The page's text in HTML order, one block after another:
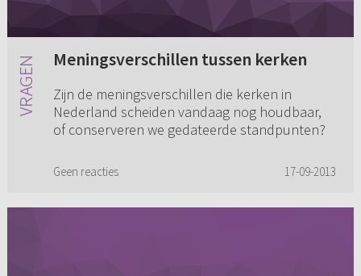
Meningsverschillen tussen kerken
Zijn de meningsverschillen die kerken in
Nederland scheiden vandaag nog houdbaar,
of conserveren we gedateerde standpunten?
Geen reacties 17-09-2013